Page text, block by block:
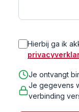
Hierbij ga ik
Je ontvangt
Je gegevens
verbinding